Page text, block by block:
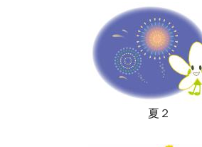
夏２